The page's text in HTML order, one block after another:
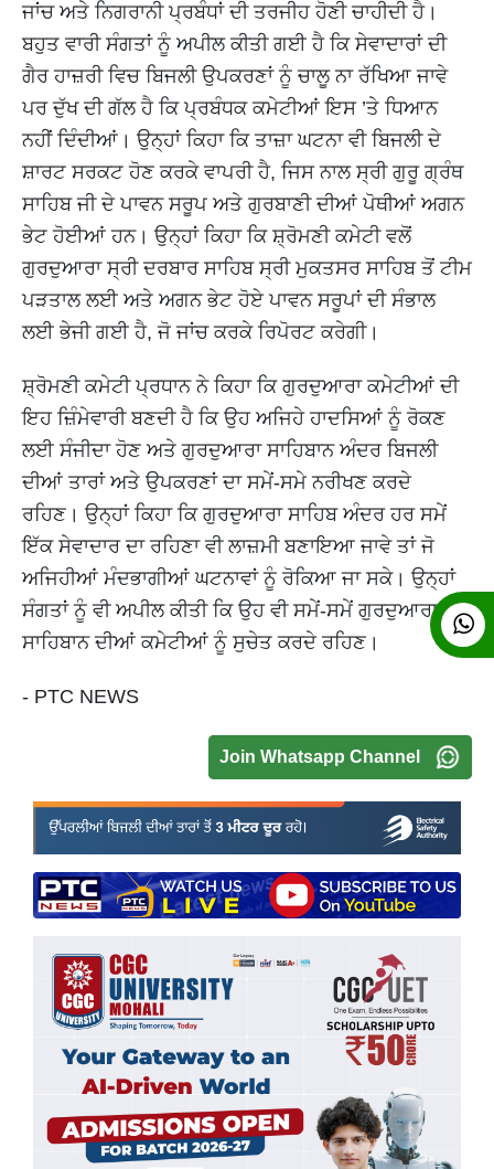
ਜਾਂਚ ਅਤੇ ਨਿਗਰਾਨੀ ਪ੍ਰਬੰਧਾਂ ਦੀ ਤਰਜੀਹ ਹੋਣੀ ਚਾਹੀਦੀ ਹੈ।
ਬਹੁਤ ਵਾਰੀ ਸੰਗਤਾਂ ਨੂੰ ਅਪੀਲ ਕੀਤੀ ਗਈ ਹੈ ਕਿ ਸੇਵਾਦਾਰਾਂ ਦੀ
ਗੈਰ ਹਾਜ਼ਰੀ ਵਿਚ ਬਿਜਲੀ ਉਪਕਰਣਾਂ ਨੂੰ ਚਾਲੂ ਨਾ ਰੱਖਿਆ ਜਾਵੇ
ਪਰ ਦੁੱਖ ਦੀ ਗੱਲ ਹੈ ਕਿ ਪ੍ਰਬੰਧਕ ਕਮੇਟੀਆਂ ਇਸ ’ਤੇ ਧਿਆਨ
ਨਹੀਂ ਦਿੰਦੀਆਂ। ਉਨ੍ਹਾਂ ਕਿਹਾ ਕਿ ਤਾਜ਼ਾ ਘਟਨਾ ਵੀ ਬਿਜਲੀ ਦੇ
ਸ਼ਾਰਟ ਸਰਕਟ ਹੋਣ ਕਰਕੇ ਵਾਪਰੀ ਹੈ, ਜਿਸ ਨਾਲ ਸ੍ਰੀ ਗੁਰੂ ਗ੍ਰੰਥ
ਸਾਹਿਬ ਜੀ ਦੇ ਪਾਵਨ ਸਰੂਪ ਅਤੇ ਗੁਰਬਾਣੀ ਦੀਆਂ ਪੋਥੀਆਂ ਅਗਨ
ਭੇਟ ਹੋਈਆਂ ਹਨ। ਉਨ੍ਹਾਂ ਕਿਹਾ ਕਿ ਸ਼੍ਰੋਮਣੀ ਕਮੇਟੀ ਵਲੋਂ
ਗੁਰਦੁਆਰਾ ਸ੍ਰੀ ਦਰਬਾਰ ਸਾਹਿਬ ਸ੍ਰੀ ਮੁਕਤਸਰ ਸਾਹਿਬ ਤੋਂ ਟੀਮ
ਪੜਤਾਲ ਲਈ ਅਤੇ ਅਗਨ ਭੇਟ ਹੋਏ ਪਾਵਨ ਸਰੂਪਾਂ ਦੀ ਸੰਭਾਲ
ਲਈ ਭੇਜੀ ਗਈ ਹੈ, ਜੋ ਜਾਂਚ ਕਰਕੇ ਰਿਪੋਰਟ ਕਰੇਗੀ।
ਸ਼੍ਰੋਮਣੀ ਕਮੇਟੀ ਪ੍ਰਧਾਨ ਨੇ ਕਿਹਾ ਕਿ ਗੁਰਦੁਆਰਾ ਕਮੇਟੀਆਂ ਦੀ
ਇਹ ਜ਼ਿੰਮੇਵਾਰੀ ਬਣਦੀ ਹੈ ਕਿ ਉਹ ਅਜਿਹੇ ਹਾਦਸਿਆਂ ਨੂੰ ਰੋਕਣ
ਲਈ ਸੰਜੀਦਾ ਹੋਣ ਅਤੇ ਗੁਰਦੁਆਰਾ ਸਾਹਿਬਾਨ ਅੰਦਰ ਬਿਜਲੀ
ਦੀਆਂ ਤਾਰਾਂ ਅਤੇ ਉਪਕਰਣਾਂ ਦਾ ਸਮੇਂ-ਸਮੇ ਨਰੀਖਣ ਕਰਦੇ
ਰਹਿਣ। ਉਨ੍ਹਾਂ ਕਿਹਾ ਕਿ ਗੁਰਦੁਆਰਾ ਸਾਹਿਬ ਅੰਦਰ ਹਰ ਸਮੇਂ
ਇੱਕ ਸੇਵਾਦਾਰ ਦਾ ਰਹਿਣਾ ਵੀ ਲਾਜ਼ਮੀ ਬਣਾਇਆ ਜਾਵੇ ਤਾਂ ਜੋ
ਅਜਿਹੀਆਂ ਮੰਦਭਾਗੀਆਂ ਘਟਨਾਵਾਂ ਨੂੰ ਰੋਕਿਆ ਜਾ ਸਕੇ। ਉਨ੍ਹਾਂ
ਸੰਗਤਾਂ ਨੂੰ ਵੀ ਅਪੀਲ ਕੀਤੀ ਕਿ ਉਹ ਵੀ ਸਮੇਂ-ਸਮੇਂ ਗੁਰਦੁਆਰਾ
ਸਾਹਿਬਾਨ ਦੀਆਂ ਕਮੇਟੀਆਂ ਨੂੰ ਸੁਚੇਤ ਕਰਦੇ ਰਹਿਣ।
- PTC NEWS
Join Whatsapp Channel